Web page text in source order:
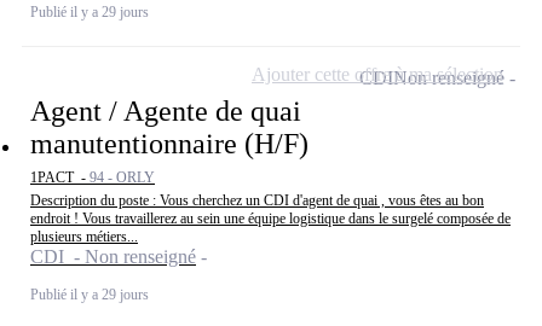
Publié il y a 29 jours
Agent / Agente de quai
manutentionnaire (H/F)
1PACT - 94 - ORLY
Description du poste : Vous cherchez un CDI d'agent de quai , vous êtes au bon
endroit ! Vous travaillerez au sein une équipe logistique dans le surgelé composée de
plusieurs métiers...
CDI - Non renseigné
Publié il y a 29 jours
CDINon renseigné
Ajouter cette offre à ma sélection